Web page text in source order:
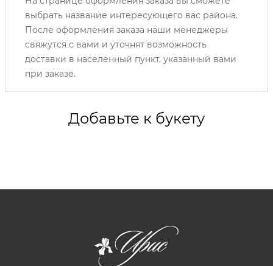
выбрать название интересующего вас района.
После оформления заказа наши менеджеры
свяжутся с вами и уточнят возможность
доставки в населенный пункт, указанный вами
при заказе.
Добавьте к букету